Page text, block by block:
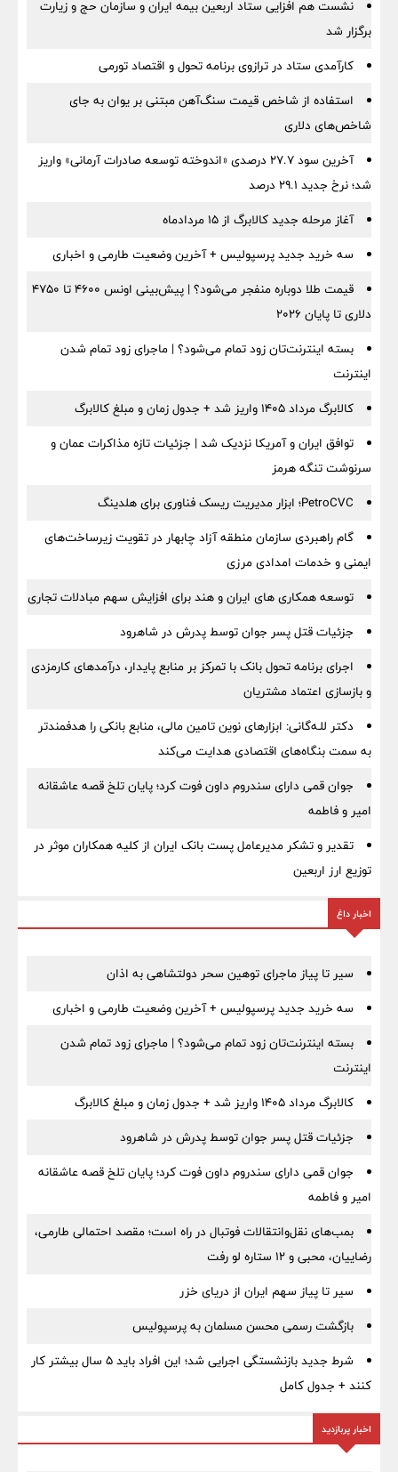
نشست هم افزایی ستاد اربعین بیمه ایران و سازمان حج و زیارت
برگزار شد
کارآمدی ستاد در ترازوی برنامه تحول و اقتصاد تورمی
استفاده از شاخص قیمت سنگ‌آهن مبتنی بر یوان به جای
شاخص‌های دلاری
آخرین سود ۲۷.۷ درصدی «اندوخته توسعه صادرات آرمانی» واریز
شد؛ نرخ جدید ۲۹.۱ درصد
آغاز مرحله جدید کالابرگ از ۱۵ مردادماه
سه خرید جدید پرسپولیس + آخرین وضعیت طارمی و اخباری
قیمت طلا دوباره منفجر می‌شود؟ | پیش‌بینی اونس ۴۶۰۰ تا ۴۷۵۰
دلاری تا پایان ۲۰۲۶
بسته اینترنت‌تان زود تمام می‌شود؟ | ماجرای زود تمام شدن
اینترنت
کالابرگ مرداد ۱۴۰۵ واریز شد + جدول زمان و مبلغ کالابرگ
توافق ایران و آمریکا نزدیک شد | جزئیات تازه مذاکرات عمان و
سرنوشت تنگه هرمز
PetroCVC؛ ابزار مدیریت ریسک فناوری برای هلدینگ
گام راهبردی سازمان منطقه آزاد چابهار در تقویت زیرساخت‌های
ایمنی و خدمات امدادی مرزی
توسعه همکاری های ایران و هند برای افزایش سهم مبادلات تجاری
جزئیات قتل پسر جوان توسط پدرش در شاهرود
اجرای برنامه تحول بانک با تمرکز بر منابع پایدار، درآمدهای کارمزدی
و بازسازی اعتماد مشتریان
دکتر للـه‌گانی: ابزارهای نوین تامین مالی، منابع بانکی را هدفمندتر
به سمت بنگاه‌های اقتصادی هدایت می‌کند
جوان قمی دارای سندروم داون فوت کرد؛ پایان تلخ قصه عاشقانه
امیر و فاطمه
تقدیر و تشکر مدیرعامل پست بانک ایران از کلیه همکاران موثر در
توزیع ارز اربعین
اخبار داغ
سیر تا پیاز ماجرای توهین سحر دولتشاهی به اذان
سه خرید جدید پرسپولیس + آخرین وضعیت طارمی و اخباری
بسته اینترنت‌تان زود تمام می‌شود؟ | ماجرای زود تمام شدن
اینترنت
کالابرگ مرداد ۱۴۰۵ واریز شد + جدول زمان و مبلغ کالابرگ
جزئیات قتل پسر جوان توسط پدرش در شاهرود
جوان قمی دارای سندروم داون فوت کرد؛ پایان تلخ قصه عاشقانه
امیر و فاطمه
بمب‌های نقل‌وانتقالات فوتبال در راه است؛ مقصد احتمالی طارمی،
رضاییان، محبی و ۱۲ ستاره لو رفت
سیر تا پیاز سهم ایران از دریای خزر
بازگشت رسمی محسن مسلمان به پرسپولیس
شرط جدید بازنشستگی اجرایی شد؛ این افراد باید ۵ سال بیشتر کار
کنند + جدول کامل
اخبار پربازدید